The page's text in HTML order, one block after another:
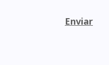
Enviar